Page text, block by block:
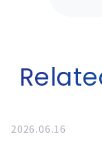
2026.06.16